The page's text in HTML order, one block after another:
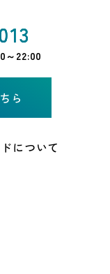
22:00
ら
について